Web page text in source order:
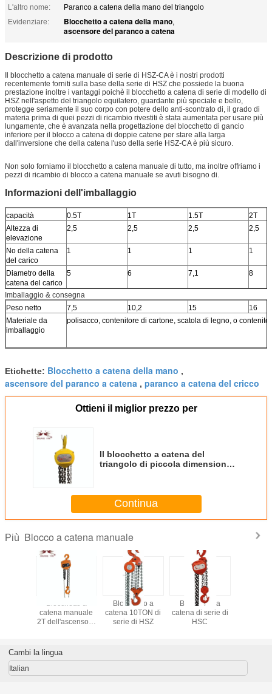
L'altro nome:
Paranco a catena della mano del triangolo
Evidenziare:
Blocchetto a catena della mano,
ascensore del paranco a catena
Descrizione di prodotto
Il blocchetto a catena manuale di serie di HSZ-CA è i nostri prodotti
recentemente forniti sulla base della serie di HSZ che possiede la buona
prestazione inoltre i vantaggi poichè il blocchetto a catena di serie di modello di
HSZ nell'aspetto del triangolo equilatero, guardante più speciale e bello,
protegge seriamente il suo corpo con potere dello anti-scontrato di, il grado di
materia prima di quei pezzi di ricambio rivestiti è stata aumentata per usare più
lungamente, che è avanzata nella progettazione del blocchetto di gancio
inferiore per il blocco a catena di doppie catene per stare alla larga
dall'inversione che della catena l'uso della serie HSZ-CA è più sicuro.
Non solo forniamo il blocchetto a catena manuale di tutto, ma inoltre offriamo i
pezzi di ricambio di blocco a catena manuale se avuti bisogno di.
Informazioni dell'imballaggio
capacità 0.5T 1T 1.5T
2T
Altezza di
elevazione
2,5 2,5 2,5 2,5
No della catena
del carico
1 1 1 1
Diametro della
catena del carico
5 6 7,1 8
Imballaggio & consegna
Peso netto
7,5 10,2 15
16
Materiale da
imballaggio
polisacco, contenitore di cartone, scatola di legno, o
Etichette: Blocchetto a catena della mano ,
ascensore del paranco a catena , paranco a catena del cricco
Ottieni il miglior prezzo per
Il blocchetto a catena del
triangolo di piccola dimensione
CA
Continua
Più Blocco a catena manuale
la
di
di
qualità
Blocchetto a
catena manuale
2T dell'ascensore
tirata con la
catena di
Tedesco-qualità a
Blocchetto a
catena 10TON di
serie di HSZ
Blocchetto a
catena di serie di
HSC
Cambi la lingua
Italian